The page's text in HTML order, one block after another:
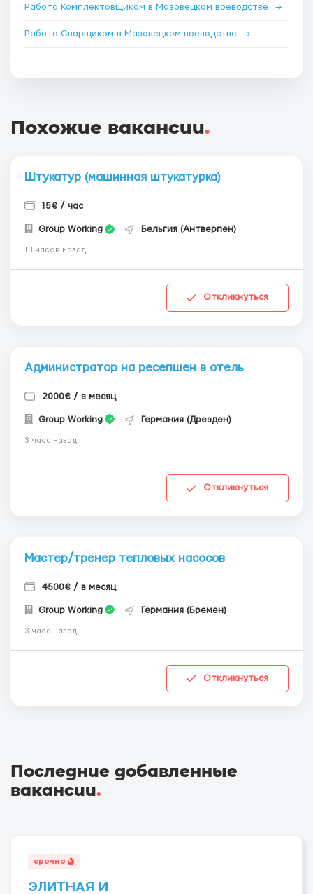
Работа Комплектовщиком в Мазовецком воеводстве →
Работа Сварщиком в Мазовецком воеводстве →
Похожие вакансии.
Штукатур (машинная штукатурка)
15€ / час
Group Working Бельгия (Антверпен)
13 часов назад
Откликнуться
Администратор на ресепшен в отель
2000€ / в месяц
Group Working Германия (Дрезден)
3 часа назад
Откликнуться
Мастер/тренер тепловых насосов
4500€ / в месяц
Group Working Германия (Бремен)
3 часа назад
Откликнуться
Последние добавленные
вакансии.
срочно
ЭЛИТНАЯ И